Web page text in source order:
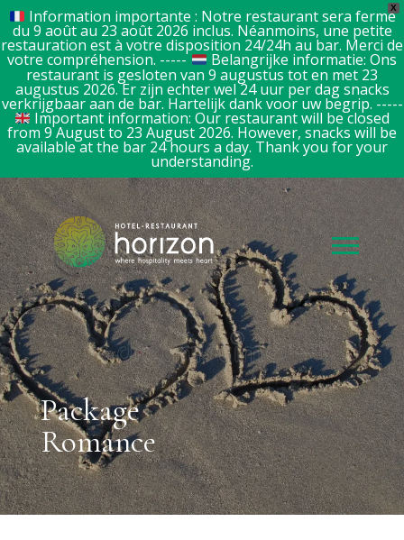
X
Information importante : Notre restaurant sera fermé
du 9 août au 23 août 2026 inclus. Néanmoins, une petite
restauration est à votre disposition 24/24h au bar. Merci de
votre compréhension. ----- Belangrijke informatie: Ons
restaurant is gesloten van 9 augustus tot en met 23
augustus 2026. Er zijn echter wel 24 uur per dag snacks
verkrijgbaar aan de bar. Hartelijk dank voor uw begrip. -----
Important information: Our restaurant will be closed
from 9 August to 23 August 2026. However, snacks will be
available at the bar 24 hours a day. Thank you for your
understanding.
Package
Romance